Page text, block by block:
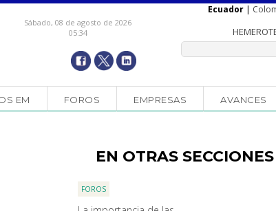
Sábado, 08 de agosto de 2026
05:34
Ecuador |
EM FOROS EMPRESAS AVANCES
EN OTRAS SECCIONES
FOROS